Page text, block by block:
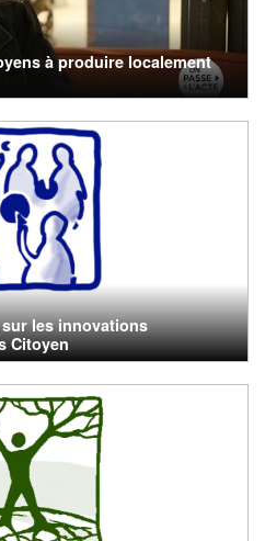
à produire localement
les innovations
Citoyen